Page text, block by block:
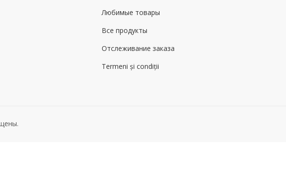
Любимые товары
Все продукты
Отслеживание заказа
Termeni și condiții